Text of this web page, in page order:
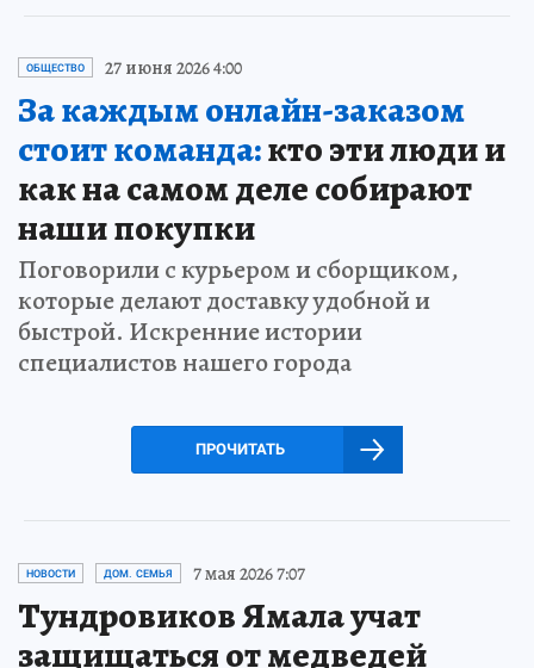
ОБЩЕСТВО 27 июня 2026 4:00
За каждым онлайн-заказом
стоит команда:кто эти люди и
как на самом деле собирают
наши покупки
Поговорили с курьером и сборщиком,
которые делают доставку удобной и
быстрой. Искренние истории
специалистов нашего города
ПРОЧИТАТЬ
НОВОСТИ ДОМ. СЕМЬЯ 7 мая 2026 7:07
Тундровиков Ямала учат
защищаться от медведей